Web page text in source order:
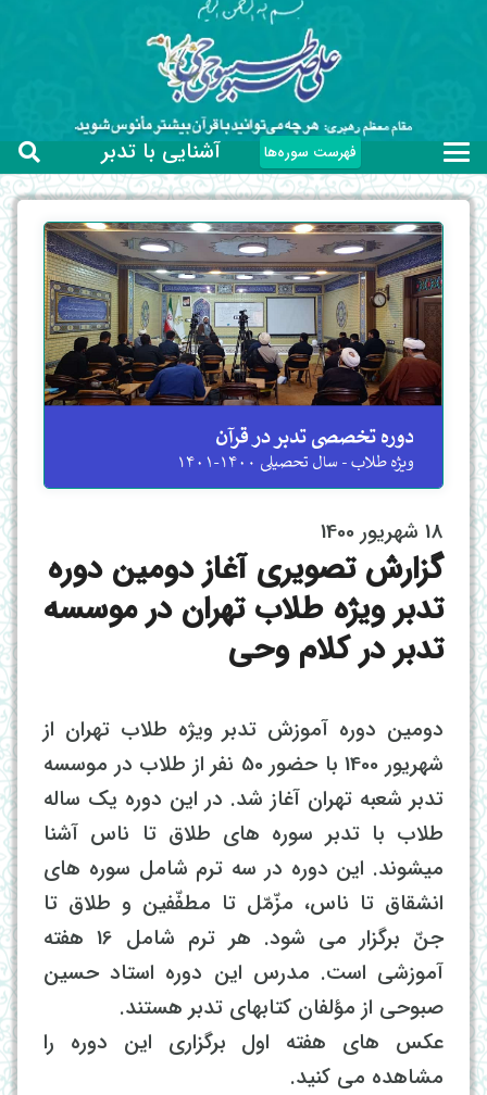
فهرست سوره‌ها آشنایی با تدبر
18 شهریور 1400
گزارش تصویری آغاز دومین دوره
تدبر ویژه طلاب تهران در موسسه
تدبر در کلام وحی
دومین دوره آموزش تدبر ویژه طلاب تهران از
شهریور 1400 با حضور 50 نفر از طلاب در موسسه
تدبر شعبه تهران آغاز شد. در این دوره یک ساله
طلاب با تدبر سوره های طلاق تا ناس آشنا
میشوند. این دوره در سه ترم شامل سوره های
انشقاق تا ناس، مزّمّل تا مطفّفین و طلاق تا
جنّ برگزار می شود. هر ترم شامل 16 هفته
آموزشی است. مدرس این دوره استاد حسین
صبوحی از مؤلفان کتابهای تدبر هستند.
عکس های هفته اول برگزاری این دوره را
مشاهده می کنید.